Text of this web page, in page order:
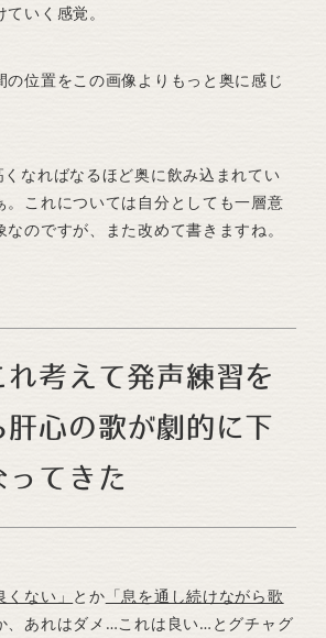
いく感覚。
の位置をこの画像よりもっと奥に感じ
なればなるほど奥に飲み込まれてい
。これについては自分としても一層意
のですが、また改めて書きますね。
れ考えて発声練習を
肝心の歌が劇的に下
ってきた
くない」 とか 「息を通し続けながら歌
、あれはダメ…これは良い…とグチャグ